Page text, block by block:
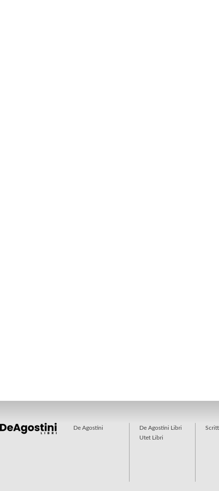
De Agostini
De Agostini Libri
Utet Libri